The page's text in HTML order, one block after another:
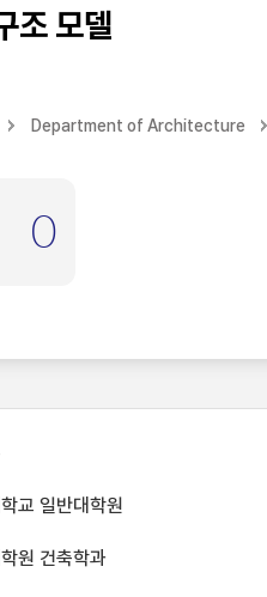
조 모델
Department of Architecture
0
교 일반대학원
원 건축학과